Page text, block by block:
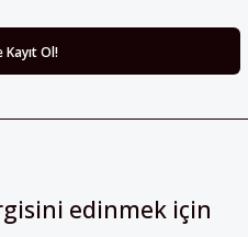
edinmek için